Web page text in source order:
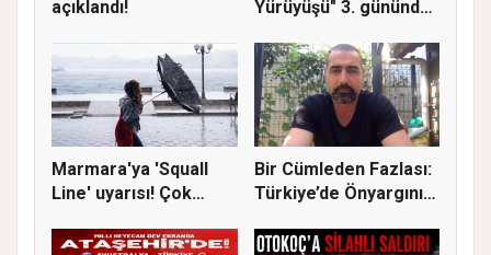
açıklandı!
Yürüyüşü" 3. gününde
Marmara'ya 'Squall
Line' uyarısı! Çok
Bir Cümleden Fazlası:
Türkiye’de Önyargının